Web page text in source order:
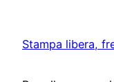
Stampa libera,